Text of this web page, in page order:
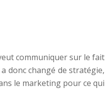
communiquer sur le fait
donc changé de stratégie,
le marketing pour ce qui